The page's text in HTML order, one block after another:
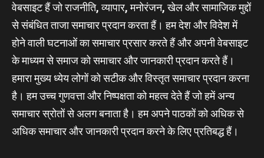
वेबसाइट हैं जो राजनीति, व्यापार, मनोरंजन, खेल और सामाजिक मुद्दों
से संबंधित ताजा समाचार प्रदान करता हैं। हम देश और विदेश में
होने वाली घटनाओं का समाचार प्रसार करते हैं और अपनी वेबसाइट
के माध्यम से समाज को समाचार और जानकारी प्रदान करते हैं।
हमारा मुख्य ध्येय लोगों को सटीक और विस्तृत समाचार प्रदान करना
है। हम उच्च गुणवत्ता और निष्पक्षता को महत्व देते हैं जो हमें अन्य
समाचार स्रोतों से अलग बनाता है। हम अपने पाठकों को अधिक से
अधिक समाचार और जानकारी प्रदान करने के लिए प्रतिबद्ध हैं।